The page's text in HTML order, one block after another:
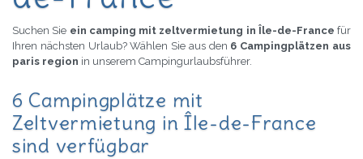
Suchen Sie ein camping mit zeltvermietung in Île-de-France für
Ihren nächsten Urlaub? Wählen Sie aus den 6 Campingplätzen aus
paris region in unserem Campingurlaubsführer.
6 Campingplätze mit
Zeltvermietung in Île-de-France
sind verfügbar